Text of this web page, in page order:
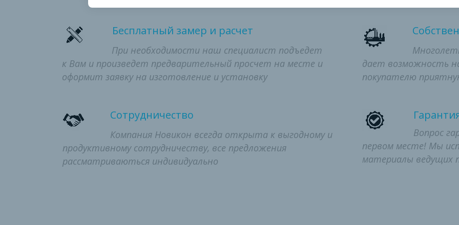
Бесплатный замер и расчет
При необходимости наш специалист подъедет
к Вам и произведет предварительный просчет на месте и
оформит заявку на изготовление и установку
дает возможность
покупателю
Сотрудничество
Компания Новикон всегда открыта к выгодному и
продуктивному сотрудничеству, все предложения
рассматриваються индивидуально
Вопрос
первом месте! Мы
материалы ведущих